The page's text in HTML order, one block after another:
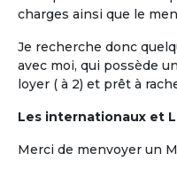
charges ainsi que le
Je recherche donc
avec moi, qui possède
loyer ( à 2) et prêt à
Les internationaux et
Merci de menvoyer un